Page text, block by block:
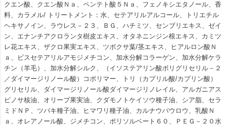
クエン酸、クエン酸Ｎａ、ペンテト酸５Ｎａ、フェノキシエタノール、香
料、カラメル/ トリートメント：水、セテアリルアルコール、トリエチル
ヘキサノイン、ラウレス－２３、ＢＧ、ハチミツ、センブリエキス、ゼイ
ン、エナンチアクロランタ樹皮エキス、オタネニンジン根エキス、カミツ
レ花エキス、ザクロ果実エキス、ツボクサ葉/茎エキス、ヒアルロン酸Ｎ
ａ、ビスセテアリルアモジメチコン、加水分解コラーゲン、加水分解ケラ
チン（羊毛）、加水分解シルク、（イソステアリン酸ポリグリセリル－２
／ダイマージリノール酸）コポリマー、トリ（カプリル酸/カプリン酸）
グリセリル、ダイマージリノール酸ダイマージリノレイル、アルガニアス
ピノサ核油、オリーブ果実油、クダモノトケイソウ種子油、シア脂、セラ
ミドＮＰ、ツバキ種子油、ヒマワリ種子油、カルナウバウロウ、乳酸Ｎ
ａ、オレアノール酸、ジメチコン、ポリソルベート６０、ＰＥＧ－２０水